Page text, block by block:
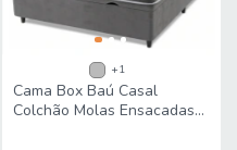
+1
Cama Box Baú Casal
Colchão Molas Ensacadas